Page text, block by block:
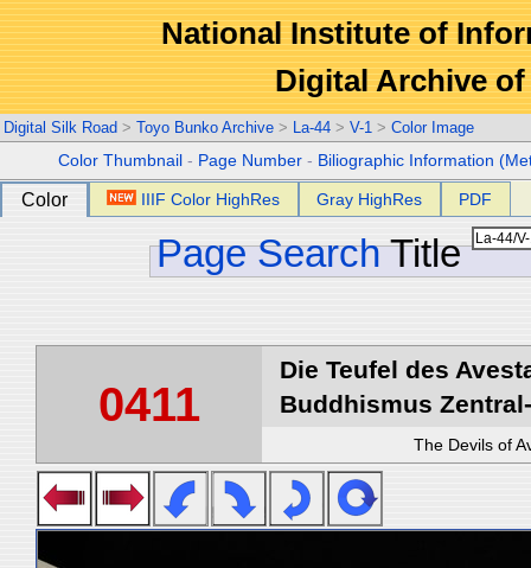
National Institute of
Digital Archive
Digital Silk Road > Toyo Bunko Archive > La-44 > V-1 > Color Image
Color Thumbnail - Page Number - Biliographic Information
Color IIIF Color HighRes Gray HighRes PDF
Page Search Title
0411
Die Teufel des
Buddhismus
The Devils of